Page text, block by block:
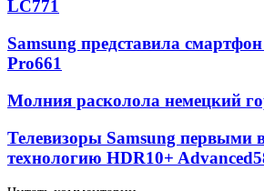
LC771
Samsung представила
Pro661
Молния расколола немецкий
Телевизоры Samsung первыми
технологию HDR10+ Advanced